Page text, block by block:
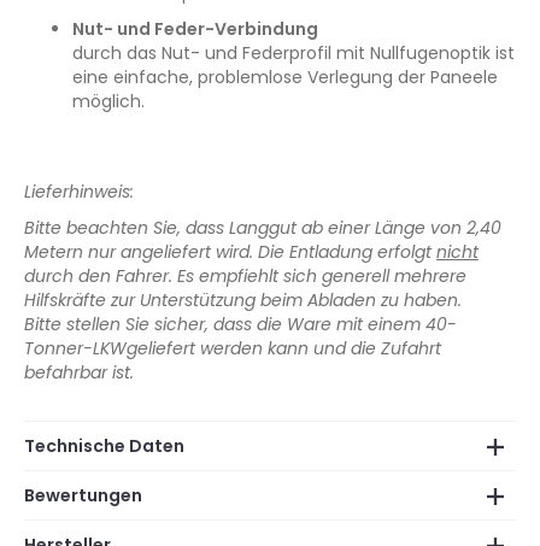
Nut- und Feder-Verbindung
durch das Nut- und Federprofil mit Nullfugenoptik ist
eine einfache, problemlose Verlegung der Paneele
möglich.
Lieferhinweis:
Bitte beachten Sie, dass Langgut ab einer Länge von 2,40
Metern nur angeliefert wird. Die Entladung erfolgtnicht
durch den Fahrer. Es empfiehlt sich generell mehrere
Hilfskräfte zur Unterstützung beim Abladen zu haben.
Bitte stellen Sie sicher, dass die Ware mit einem 40-
Tonner-LKWgeliefert werden kann und die Zufahrt
befahrbar ist.
Technische Daten
Bewertungen